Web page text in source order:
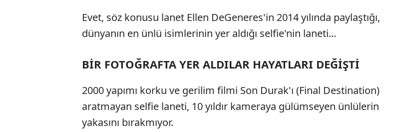
Evet, söz konusu lanet Ellen DeGeneres'in 2014 yılında paylaştığı,
dünyanın en ünlü isimlerinin yer aldığı selfie'nin laneti...
BİR FOTOĞRAFTA YER ALDILAR HAYATLARI DEĞİŞTİ
2000 yapımı korku ve gerilim filmi Son Durak'ı (Final Destination)
aratmayan selfie laneti, 10 yıldır kameraya gülümseyen ünlülerin
yakasını bırakmıyor.